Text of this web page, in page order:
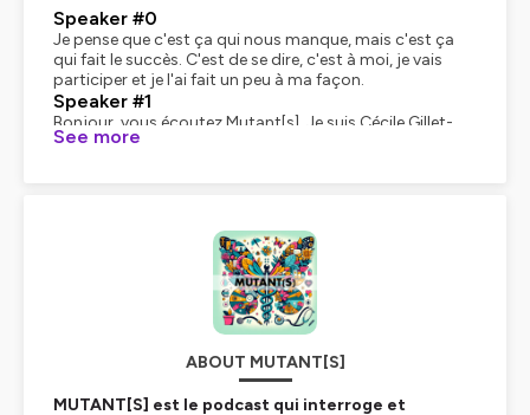
Speaker #0
Je pense que c'est ça qui nous manque, mais c'est ça
qui fait le succès. C'est de se dire, c'est à moi, je vais
participer et je l'ai fait un peu à ma façon.
Speaker #1
Bonjour, vous écoutez Mutant[s]. Je suis Cécile Gillet-
Giraud, la créatrice de ce podcast et la fondatrice
de la santé, nous explorons ses impacts et nous
mettons en lumière le chemin qu'il reste à parcourir.
Aujourd'hui, je reçois le docteur Céline Orhond,
médecin, experte en expérience patient et en numérique
santé. Ensemble, nous allons parler d'innovation, de
Bonjour Cécile.
See more
ABOUT MUTANT[S]
MUTANT[S] est le podcast qui interroge et